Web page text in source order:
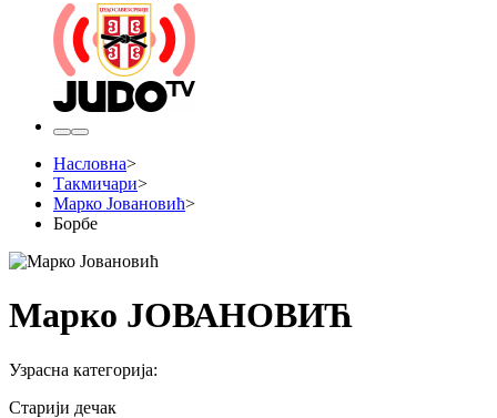
Насловна>
Такмичари>
Марко Јовановић>
Борбе
Марко ЈОВАНОВИЋ
Узрасна категорија:
Старији дечак